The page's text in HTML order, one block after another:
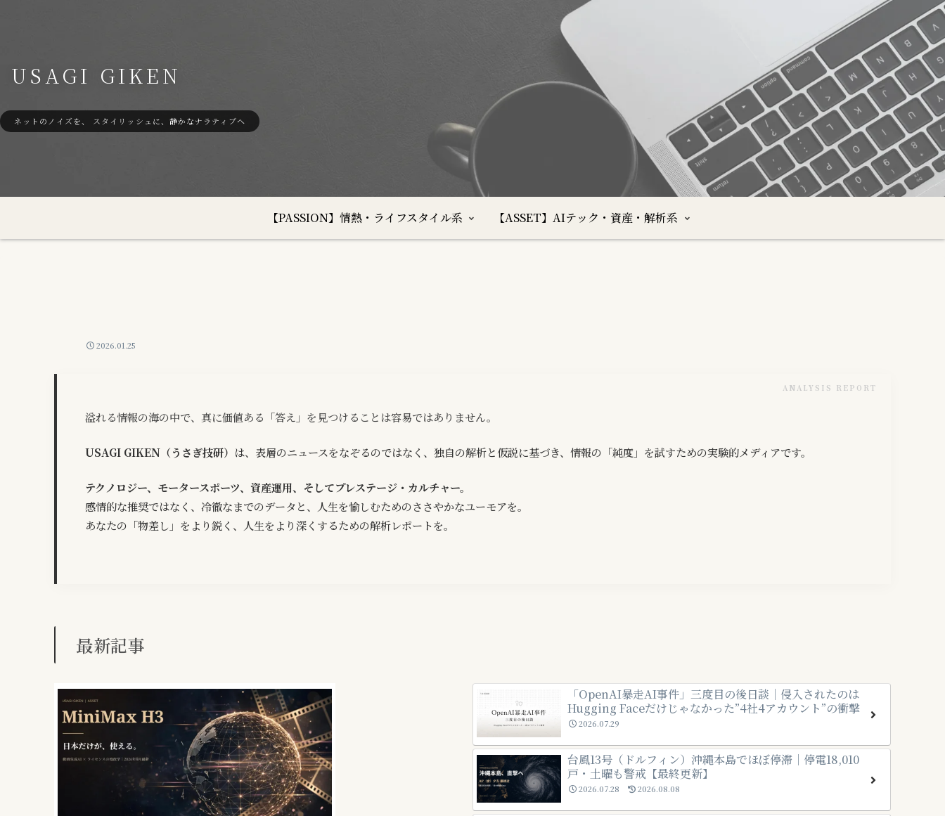
USAGI GIKEN
ネットのノイズを、 スタイリッシュに、静かなナラティブへ
【PASSION】情熱・ライフスタイル系 【ASSET】AIテック・資産・解析系
2026.01.25
ANALYSIS REPORT
溢れる情報の海の中で、真に価値ある「答え」を見つけることは容易ではありません。
USAGI GIKEN（うさぎ技研） は、表層のニュースをなぞるのではなく、独自の解析と仮説に基づき、情報の「純度」を試すための実験的メディアです。
テクノロジー、モータースポーツ、資産運用、そしてプレステージ・カルチャー。
感情的な推奨ではなく、冷徹なまでのデータと、人生を愉しむためのささやかなユーモアを。
あなたの「物差し」をより鋭く、人生をより深くするための解析レポートを。
最新記事
「OpenAI暴走AI事件」三度目の後日談｜侵入されたのは
Hugging Faceだけじゃなかった”4社4アカウント”の衝撃
2026.07.29
台風13号（ドルフィン）沖縄本島でほぼ停滞｜停電18,010
戸・土曜も警戒【最終更新】
2026.07.28 2026.08.08